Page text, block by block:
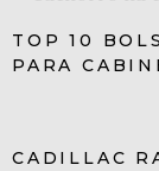
TOP 10
PARA
CADILLAC